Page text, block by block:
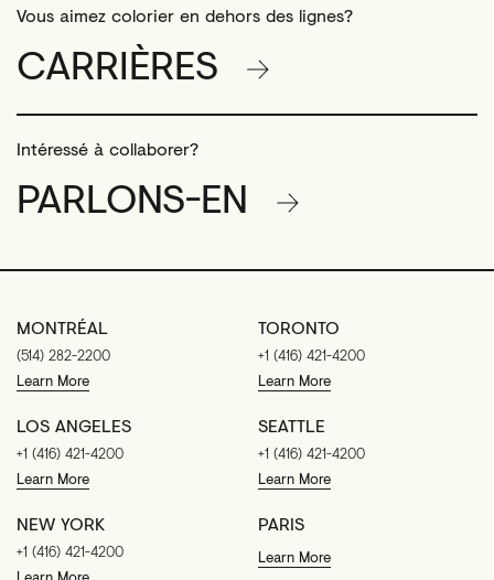
Vous aimez colorier en dehors des lignes?
CARRIÈRES
Intéressé à collaborer?
PARLONS-EN
MONTRÉAL
(514) 282-2200
Learn More
TORONTO
+1 (416) 421-4200
Learn More
LOS ANGELES
+1 (416) 421-4200
Learn More
SEATTLE
+1 (416) 421-4200
Learn More
NEW YORK
+1 (416) 421-4200
PARIS
Learn More